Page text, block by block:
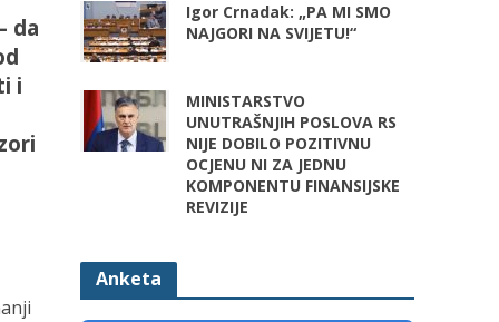
da
i
Igor Crnadak: „PA MI SMO
NAJGORI NA SVIJETU!“
MINISTARSTVO
UNUTRAŠNJIH POSLOVA RS
NIJE DOBILO POZITIVNU
OCJENU NI ZA JEDNU
KOMPONENTU FINANSIJSKE
REVIZIJE
Anketa